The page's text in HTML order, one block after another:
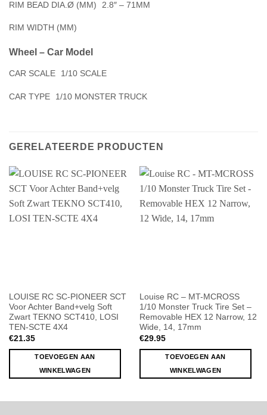
RIM BEAD DIA.Ø (MM) 2.8″ – 71MM
RIM WIDTH (MM)
Wheel – Car Model
CAR SCALE 1/10 SCALE
CAR TYPE 1/10 MONSTER TRUCK
GERELATEERDE PRODUCTEN
LOUISE RC SC-PIONEER SCT
Voor Achter Band+velg Soft
Zwart TEKNO SCT410, LOSI
TEN-SCTE 4X4
€21.35
TOEVOEGEN AAN
WINKELWAGEN
Louise RC – MT-MCROSS
1/10 Monster Truck Tire Set –
Removable HEX 12 Narrow, 12
Wide, 14, 17mm
€29.95
TOEVOEGEN AAN
WINKELWAGEN